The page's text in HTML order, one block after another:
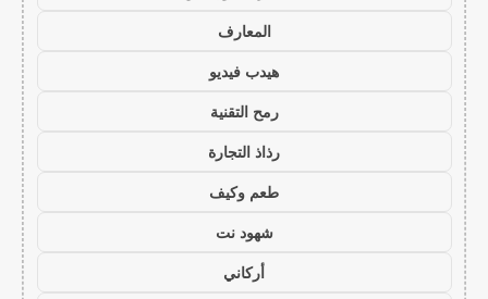
المعارف
هيدب فيديو
رمح التقنية
رذاذ التجارة
طعم وكيف
شهود نت
أركاني